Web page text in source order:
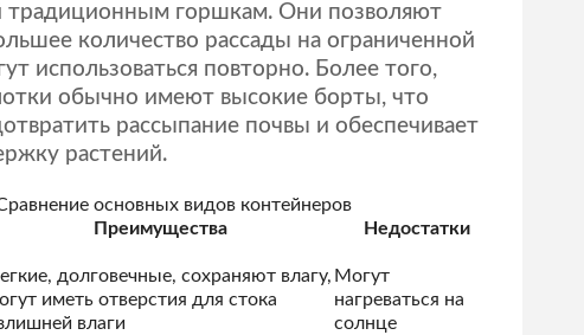
традиционным горшкам. Они позволяют
количество рассады на ограниченной
использоваться повторно. Более того,
обычно имеют высокие борты, что
рассыпание почвы и обеспечивает
растений.
основных видов контейнеров
Преимущества Недостатки
долговечные, сохраняют влагу,
иметь отверстия для стока
влаги
Могут
нагреваться на
солнце